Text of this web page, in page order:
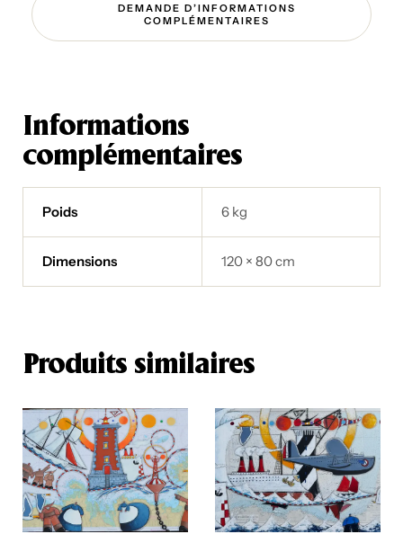
DEMANDE D’INFORMATIONS
COMPLÉMENTAIRES
Informations
complémentaires
Poids 6 kg
Dimensions 120 × 80 cm
Produits similaires